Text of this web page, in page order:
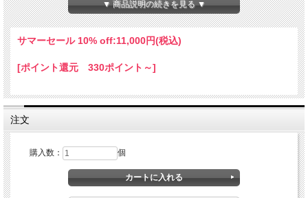
▼ 商品説明の続きを見る ▼
サマーセール 10% off:11,000円(税込)
[ポイント還元 330ポイント～]
注文
購入数： 個